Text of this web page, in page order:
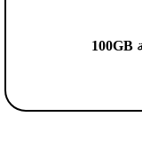
100GB